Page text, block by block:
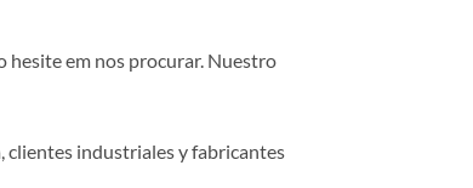
hesite em nos procurar. Nuestro
clientes industriales y fabricantes